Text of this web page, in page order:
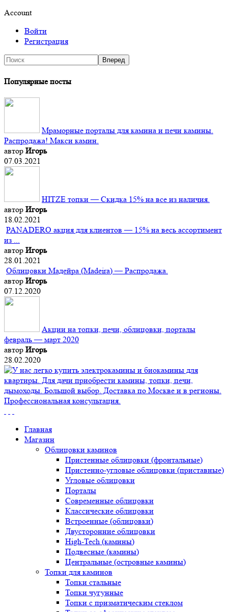
Account
Войти
Регистрация
Популярные посты
Мраморные порталы для камина и печи камины.
Распродажа! Макси камин.
автор Игорь
07.03.2021
HITZE топки — Скидка 15% на все из наличия.
автор Игорь
18.02.2021
PANADERO акция для клиентов — 15% на весь ассортимент
из ...
автор Игорь
28.01.2021
Облицовки Мадейра (Мadeira) — Распродажа.
автор Игорь
07.12.2020
Акции на топки, печи, облицовки, порталы
февраль — март 2020
автор Игорь
28.02.2020
Главная
Магазин
Облицовки каминов
Пристенные облицовки (фронтальные)
Пристенно-угловые облицовки (приставные)
Угловые облицовки
Порталы
Современные облицовки
Классические облицовки
Встроенные (облицовки)
Двусторонние облицовки
High-Tech (камины)
Подвесные (камины)
Центральные (островные камины)
Топки для каминов
Топки стальные
Топки чугунные
Топки с призматическим стеклом